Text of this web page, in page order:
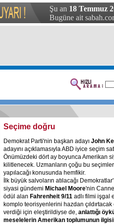
Şu an 18 Temmuz
Bugüne ait
Seçime doğru
Demokrat Parti'nin başkan adayı John
adayını açıklamasıyla ABD iyice seçim
Önümüzdeki dört ay boyunca Amerikan
kilitlenecek. Uzmanların çoğu bu
yapılacağı konusunda hemfikir.
İlk büyük salvoların atılacağı
siyasi gündemi Michael Moore'nin
ödül alan Fahrenheit 9/11 adlı filmi işgal
komplo teorisyenlerini hazdan
verdiği için eleştirildiyse de, anlattığı
meselelerin Amerikan toplumunun